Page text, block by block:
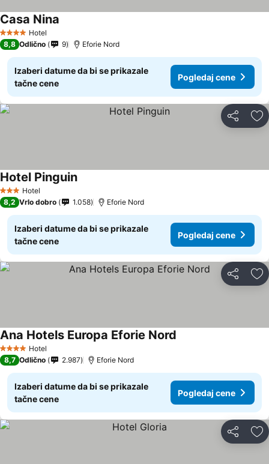
4 ZvezdiceHotel
Casa Nina
8,8 Odlično 9 Eforie Nord
Izaberi datume da bi se prikazale
tačne cene
Pogledaj cene
Deli
3 Zvezdice
Hotel
Hotel PinguinPogledaj cene
8,2 Vrlo dobro 1.058 Eforie Nord
Izaberi datume da bi se prikazale
tačne cene
Pogledaj cene
Deli
4 ZvezdiceHotel
Ana Hotels Europa Eforie Nord
8,7 Odlično 2.987 Eforie Nord
Izaberi datume da bi se prikazale
tačne cene
Pogledaj cene
Deli